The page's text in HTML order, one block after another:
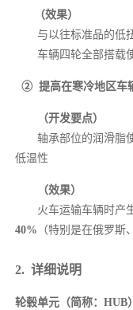
（效果）
与以往标准品的低扭
车辆四轮全部搭载使
② 提高在寒冷地区车
（开发要点）
轴承部位的润滑脂使
低温性
（效果）
火车运输车辆时产生
40% （特别是在俄罗斯
2. 详细说明
轮毂单元（简称：HUB